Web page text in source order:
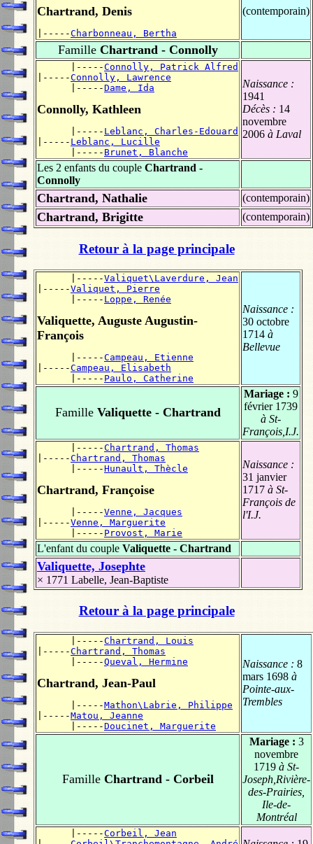
Chartrand, Denis
|-----Charbonneau, Bertha
(contemporain)
FamilleChartrand - Connolly
      |-----
Connolly, Patrick Alfred
|-----Connolly, Lawrence
      |-----
Dame, Ida
Connolly, Kathleen
      |-----
Leblanc, Charles-Edouard
|----- Leblanc, Lucille
      |-----
Brunet, Blanche
Naissance :
1941
Décès : 14
novembre
2006 à Laval
Les 2 enfants du couple Chartrand -
Connolly
Chartrand, Nathalie (contemporain)
Chartrand, Brigitte (contemporain)
Retour à la page principale
      |-----
Valiquet\Laverdure, Jean
|-----Valiquet, Pierre
      |-----
Loppe, Renée
Valiquette, Auguste Augustin-
François
      |-----
Campeau, Etienne
|-----Campeau, Elisabeth
      |-----
Paulo, Catherine
Naissance :
30 octobre
1714 à
Bellevue
FamilleValiquette - Chartrand
Mariage : 9
février 1739
à St-
François,I.J.
      |-----
Chartrand, Thomas
|-----Chartrand, Thomas
      |-----
Hunault, Thècle
Chartrand, Françoise
      |-----
Venne, Jacques
|-----Venne, Marguerite
      |-----
Provost, Marie
Naissance :
31 janvier
1717 à St-
François de
l'I.J.
L'enfant du couple Valiquette - Chartrand
Valiquette, Josephte
× 1771 Labelle, Jean-Baptiste
Retour à la page principale
      |-----
Chartrand, Louis
|-----Chartrand, Thomas
      |-----
Queval, Hermine
Chartrand, Jean-Paul
      |-----
Mathon\Labrie, Philippe
|-----Matou, Jeanne
      |-----
Doucinet, Marguerite
Naissance : 8
mars 1698 à
Pointe-aux-
Trembles
FamilleChartrand - Corbeil
Mariage : 3
novembre
1719 à St-
Joseph,Rivière-
des-Prairies,
Ile-de-
Montréal
      |-----
Corbeil, Jean